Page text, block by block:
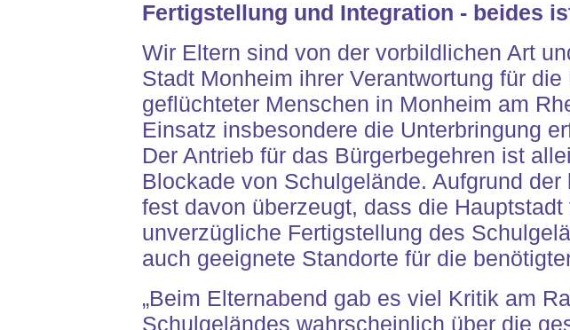
Fertigstellung und Integration - beides
Wir Eltern sind von der vorbildlichen Art
Stadt Monheim ihrer Verantwortung für
geflüchteter Menschen in Monheim am
Einsatz insbesondere die Unterbringung
Der Antrieb für das Bürgerbegehren ist
Blockade von Schulgelände. Aufgrund
fest davon überzeugt, dass die
unverzügliche Fertigstellung des
auch geeignete Standorte für die
„Beim Elternabend gab es viel Kritik am
Schulgeländes wahrscheinlich über die